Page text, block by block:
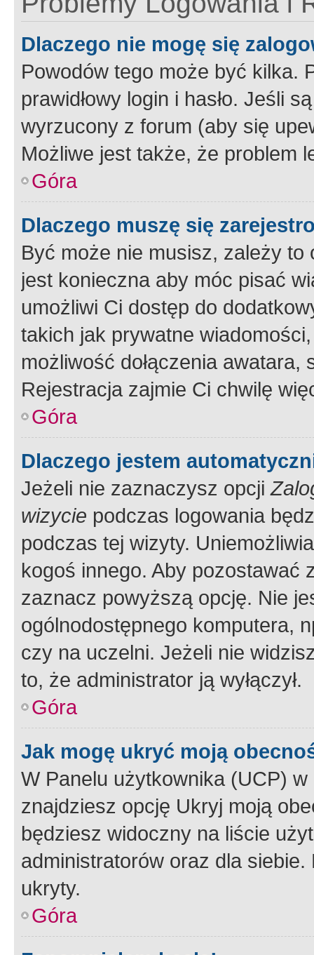
Dlaczego nie mogę się
Powodów tego może być kilka.
prawidłowy login i hasło. Jeśli
wyrzucony z forum (aby się
Możliwe jest także, że problem
Góra
Dlaczego muszę się
Być może nie musisz, zależy
jest konieczna aby móc pisać
umożliwi Ci dostęp do
takich jak prywatne
możliwość dołączenia
Rejestracja zajmie Ci chwilę
Góra
Dlaczego jestem
Jeżeli nie zaznaczysz opcji
wizycie podczas logowania
podczas tej wizyty.
kogoś innego. Aby pozostawać
zaznacz powyższą opcję. Nie
ogólnodostępnego komputera,
czy na uczelni. Jeżeli nie
to, że administrator ją wyłączył.
Góra
Jak mogę ukryć moją
W Panelu użytkownika (UCP) w
znajdziesz opcję Ukryj moją
będziesz widoczny na liście
administratorów oraz dla
ukryty.
Góra